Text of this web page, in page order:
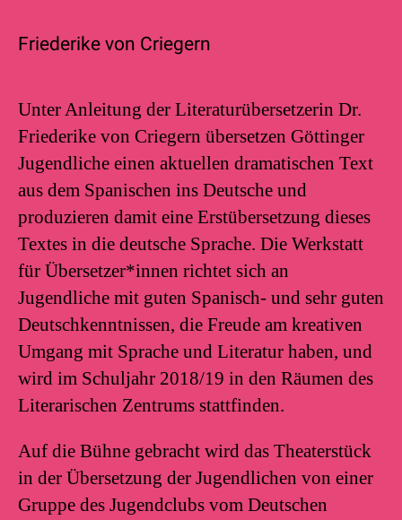
Friederike von Criegern
Unter Anleitung der Literaturübersetzerin Dr.
Friederike von Criegern übersetzen Göttinger
Jugendliche einen aktuellen dramatischen Text
aus dem Spanischen ins Deutsche und
produzieren damit eine Erstübersetzung dieses
Textes in die deutsche Sprache. Die Werkstatt
für Übersetzer*innen richtet sich an
Jugendliche mit guten Spanisch- und sehr guten
Deutschkenntnissen, die Freude am kreativen
Umgang mit Sprache und Literatur haben, und
wird im Schuljahr 2018/19 in den Räumen des
Literarischen Zentrums stattfinden.
Auf die Bühne gebracht wird das Theaterstück
in der Übersetzung der Jugendlichen von einer
Gruppe des Jugendclubs vom Deutschen